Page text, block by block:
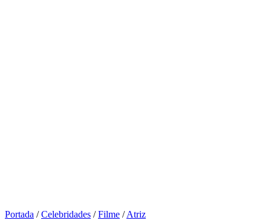
Portada /Celebridades /Filme /Atriz